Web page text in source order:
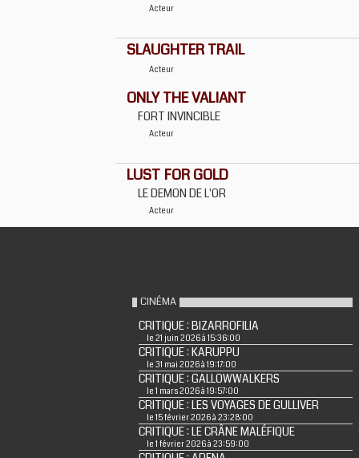
Acteur
SLAUGHTER TRAIL
Acteur
ONLY THE VALIANT
FORT INVINCIBLE
Acteur
LUST FOR GOLD
LE DEMON DE L'OR
Acteur
CINÉMA
CRITIQUE : BIZARROFILIA
le 21 juin 2026 à 15:36:00
CRITIQUE : KARUPPU
le 31 mai 2026 à 19:17:00
CRITIQUE : GALLOWWALKERS
le 1 mars 2026 à 19:57:00
CRITIQUE : LES VOYAGES DE GULLIVER
le 15 février 2026 à 23:28:00
CRITIQUE : LE CRÂNE MALÉFIQUE
le 1 février 2026 à 23:59:00